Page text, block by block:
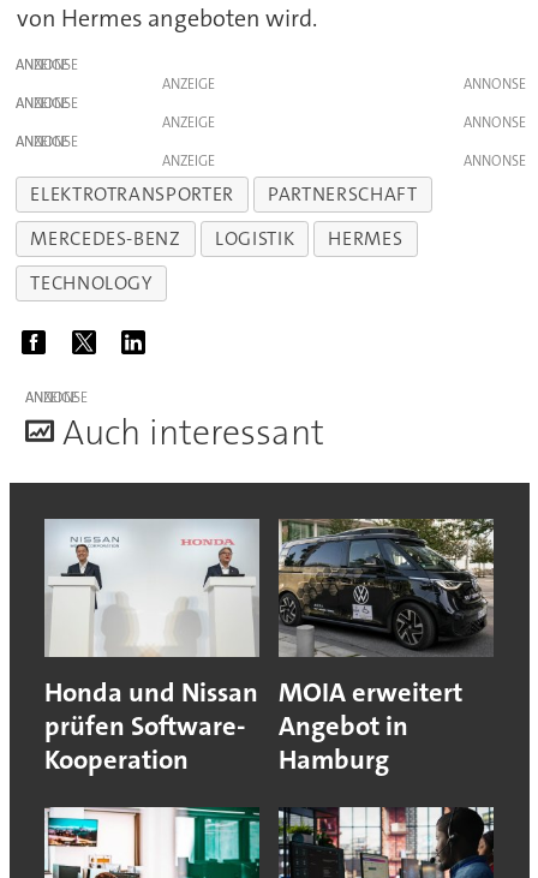
von Hermes angeboten wird.
ANZEIGE
ANZEIGE
ANZEIGE
ANZEIGE
ANZEIGE
ANZEIGE
ELEKTROTRANSPORTER
PARTNERSCHAFT
MERCEDES-BENZ
LOGISTIK
HERMES
TECHNOLOGY
ANZEIGE
Auch interessant
Honda und Nissan
prüfen Software-
Kooperation
MOIA erweitert
Angebot in
Hamburg